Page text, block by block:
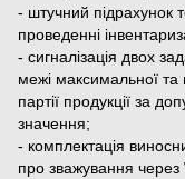
- штучний підрахунок
проведенні
- сигналізація двох
межі максимальної та
партії продукції за
значення;
- комплектація
про зважування